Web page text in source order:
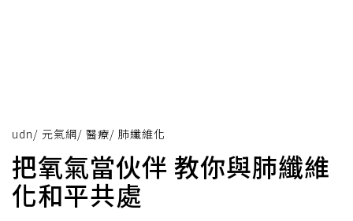
udn/ 元氣網/ 醫療/ 肺纖維化
把氧氣當伙伴 教你與肺纖維
化和平共處